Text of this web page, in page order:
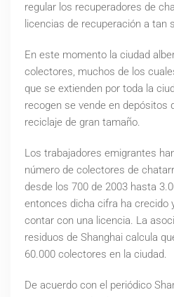
regular los recuperadores de
licencias de recuperación a tan
En este momento la ciudad
colectores, muchos de los
que se extienden por toda la
recogen se vende en depósitos
reciclaje de gran tamaño.
Los trabajadores emigrantes
número de colectores de
desde los 700 de 2003 hasta
entonces dicha cifra ha crecido
contar con una licencia. La
residuos de Shanghai calcula
60.000 colectores en la ciudad.
De acuerdo con el periódico